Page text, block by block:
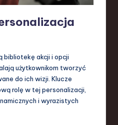
bibliotekę akcji i opcji
użytkownikom tworzyć
do ich wizji. Klucze
rolę w tej personalizacji,
i wyrazistych